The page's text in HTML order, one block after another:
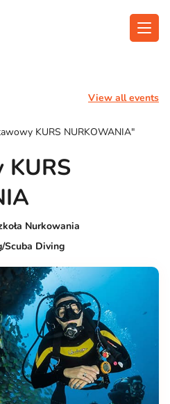
App:
View all events
KURS NURKOWANIA"
KURS
Nurkowania
Scuba Diving